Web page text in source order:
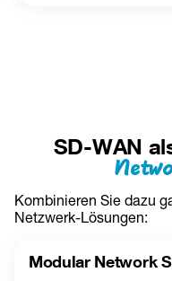
SD-WAN
Kombinieren Sie dazu
Netzwerk-Lösungen:
Modular Network